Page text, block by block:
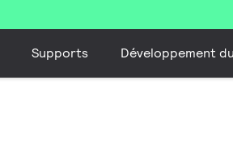
Supports Développement